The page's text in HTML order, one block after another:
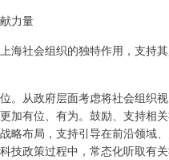
力量
社会组织的独特作用，支持
从政府层面考虑将社会组织
加有位、有为。鼓励、支持相
略布局，支持引导在前沿领域
政策过程中，常态化听取有关